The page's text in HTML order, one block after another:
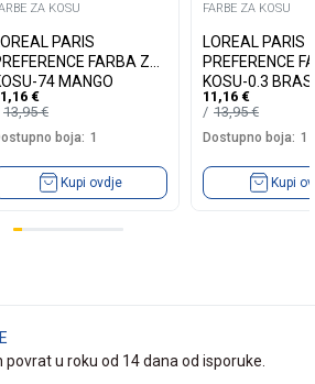
ZA KOSU
PARIS
FARBA ZA
74 MANGO
COOPER
€
13,95€
boja: 1
Kupi ovdje
FARBE ZA KOSU
LOREAL PARIS
PREFERENCE
KOSU-0.3
DARK BROWN
11,16 €
13,95€
Dostupno boja: 1
Kupi
u roku od 14 dana od isporuke.